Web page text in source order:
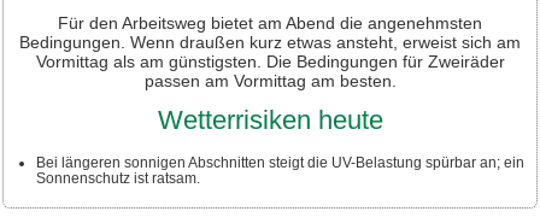
Für den Arbeitsweg bietet am Abend die angenehmsten
Bedingungen. Wenn draußen kurz etwas ansteht, erweist sich am
Vormittag als am günstigsten. Die Bedingungen für Zweiräder
passen am Vormittag am besten.
Wetterrisiken heute
Bei längeren sonnigen Abschnitten steigt die UV-Belastung spürbar an; ein
Sonnenschutz ist ratsam.